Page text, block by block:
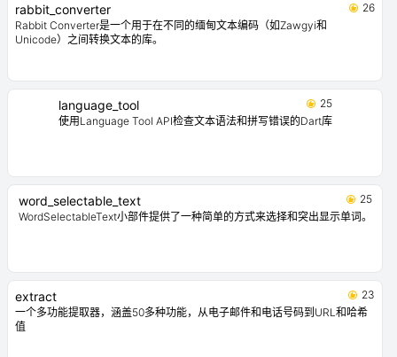
rabbit_converter
26
Rabbit Converter是一个用于在不同的缅甸文本编码（如Zawgyi和
Unicode）之间转换文本的库。
language_tool
25
使用Language Tool API检查文本语法和拼写错误的Dart库
word_selectable_text
25
WordSelectableText小部件提供了一种简单的方式来选择和突出显示单词。
extract
23
一个多功能提取器，涵盖50多种功能，从电子邮件和电话号码到URL和哈希
值